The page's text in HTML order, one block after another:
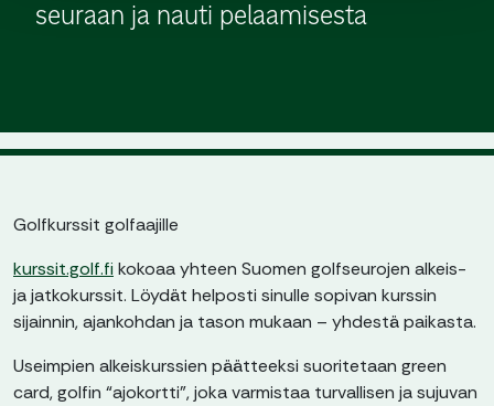
seuraan ja nauti pelaamisesta
Golfkurssit golfaajille
kurssit.golf.fi kokoaa yhteen Suomen golfseurojen alkeis-
ja jatkokurssit. Löydät helposti sinulle sopivan kurssin
sijainnin, ajankohdan ja tason mukaan – yhdestä paikasta.
Useimpien alkeiskurssien päätteeksi suoritetaan green
card, golfin “ajokortti”, joka varmistaa turvallisen ja sujuvan